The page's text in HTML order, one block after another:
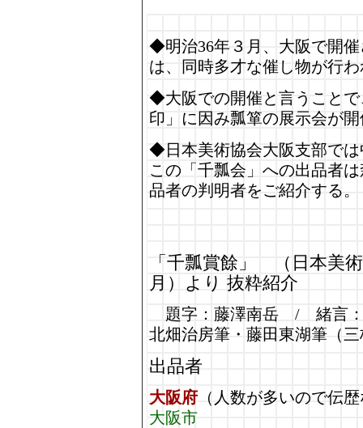
◆明治36年３月、大阪で開
は、同時多才な催し物が行
◆大阪での開催と言うこと
印」に因み瓢箪の展示会が
◆日本美術協会大阪支部で
この「千瓢会」への出品者
品者の判明者をご紹介する。
「千瓢賞餘」 （日本美
月）より 抜粋紹介
題字：藤澤南岳 / 緒言：
北畑治房筆・藤田東湖筆（
出品者
大阪府 （人数が多いので伝
大阪市